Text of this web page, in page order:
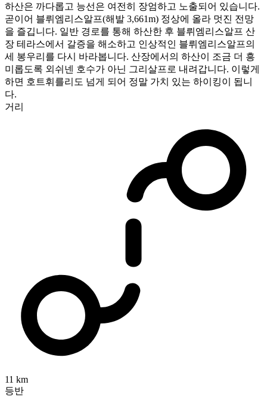
하산은 까다롭고 능선은 여전히 장엄하고 노출되어 있습니다.
곧이어 블뤼엠리스알프(해발 3,661m) 정상에 올라 멋진 전망
을 즐깁니다. 일반 경로를 통해 하산한 후 블뤼엠리스알프 산
장 테라스에서 갈증을 해소하고 인상적인 블뤼엠리스알프의
세 봉우리를 다시 바라봅니다. 산장에서의 하산이 조금 더 흥
미롭도록 외쉬넨 호수가 아닌 그리살프로 내려갑니다. 이렇게
하면 호트휘를리도 넘게 되어 정말 가치 있는 하이킹이 됩니
다.
거리
11 km
등반